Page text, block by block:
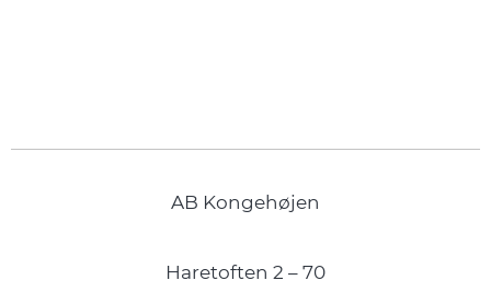
AB Kongehøjen
Haretoften 2 – 70